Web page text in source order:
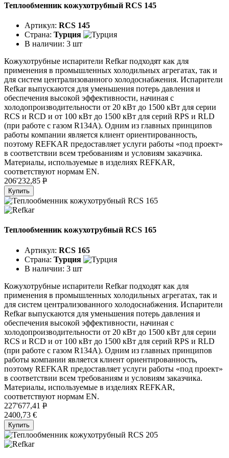
Теплообменник кожухотрубный RCS 145
Артикул: RCS 145
Страна: Турция
В наличии: 3 шт
Кожухотрубные испарители Refkar подходят как для
применения в промышленных холодильных агрегатах, так и
для систем централизованного холодоснабжения. Испарители
Refkar выпускаются для уменьшения потерь давления и
обеспечения высокой эффективности, начиная с
холодопроизводительности от 20 кВт до 1500 кВт для серии
RCS и RCD и от 100 кВт до 1500 кВт для серий RPS и RLD
(при работе с газом R134A). Одним из главных принципов
работы компании является клиент ориентированность,
поэтому REFKAR предоставляет услуги работы «под проект»
в соответствии всем требованиям и условиям заказчика.
Материалы, используемые в изделиях REFKAR,
соответствуют нормам EN.
206'232,85 P
Купить
Теплообменник кожухотрубный RCS 165
Артикул: RCS 165
Страна: Турция
В наличии: 3 шт
Кожухотрубные испарители Refkar подходят как для
применения в промышленных холодильных агрегатах, так и
для систем централизованного холодоснабжения. Испарители
Refkar выпускаются для уменьшения потерь давления и
обеспечения высокой эффективности, начиная с
холодопроизводительности от 20 кВт до 1500 кВт для серии
RCS и RCD и от 100 кВт до 1500 кВт для серий RPS и RLD
(при работе с газом R134A). Одним из главных принципов
работы компании является клиент ориентированность,
поэтому REFKAR предоставляет услуги работы «под проект»
в соответствии всем требованиям и условиям заказчика.
Материалы, используемые в изделиях REFKAR,
соответствуют нормам EN.
227'677,41 P
2400,73 €
Купить